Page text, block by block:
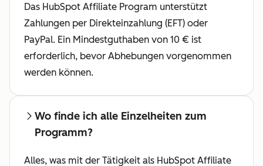
Das HubSpot Affiliate Program unterstützt
Zahlungen per Direkteinzahlung (EFT) oder
PayPal. Ein Mindestguthaben von 10 € ist
erforderlich, bevor Abhebungen vorgenommen
werden können.
Wo finde ich alle Einzelheiten zum
Programm?
Alles, was mit der Tätigkeit als HubSpot Affiliate